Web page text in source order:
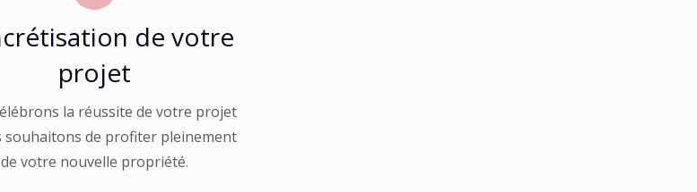
de votre
projet
la réussite de votre projet
souhaitons de profiter pleinement
de votre nouvelle propriété.